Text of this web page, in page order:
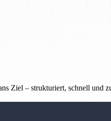
Ziel – strukturiert, schnell und